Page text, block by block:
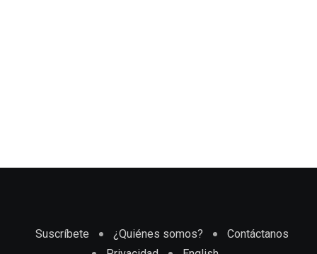
Suscríbete ¿Quiénes somos?
Contáctanos